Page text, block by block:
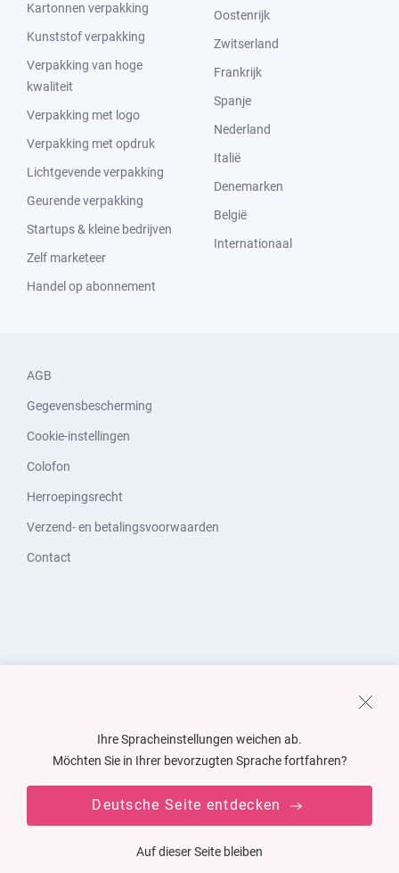
Kartonnen verpakking
Kunststof verpakking
Verpakking van hoge
kwaliteit
Verpakking met logo
Verpakking met opdruk
Lichtgevende verpakking
Geurende verpakking
Startups & kleine bedrijven
Zelf marketeer
Handel op abonnement
Oostenrijk
Zwitserland
Frankrijk
Spanje
Nederland
Italië
Denemarken
België
Internationaal
AGB
Gegevensbescherming
Cookie-instellingen
Colofon
Herroepingsrecht
Verzend- en betalingsvoorwaarden
Contact
Ihre Spracheinstellungen weichen ab.
Möchten Sie in Ihrer bevorzugten Sprache fortfahren?
Deutsche Seite entdecken
Auf dieser Seite bleiben